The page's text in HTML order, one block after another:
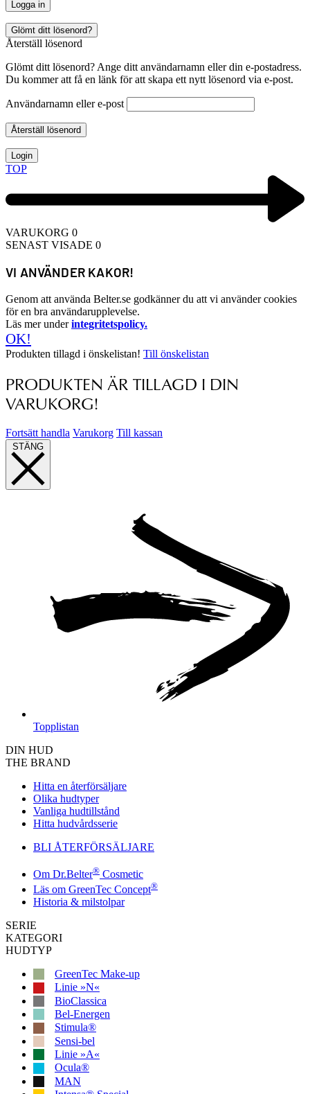
Logga in
Glömt ditt lösenord?
Återställ lösenord
Glömt ditt lösenord? Ange ditt användarnamn eller din e-postadress.
Du kommer att få en länk för att skapa ett nytt lösenord via e-post.
Användarnamn eller e-post
Återställ lösenord
Login
TOP
VARUKORG 0
SENAST VISADE 0
VI ANVÄNDER KAKOR!
Genom att använda Belter.se godkänner du att vi använder cookies
för en bra användarupplevelse.
Läs mer underintegritetspolicy.
OK!
Produkten tillagd i önskelistan! Till önskelistan
PRODUKTEN ÄR TILLAGD I DIN
VARUKORG!
Fortsätt handla Varukorg Till kassan
STÄNG
Topplistan
DIN HUD
THE BRAND
Hitta en återförsäljare
Olika hudtyper
Vanliga hudtillstånd
Hitta hudvårdsserie
BLI ÅTERFÖRSÄLJARE
Om Dr.Belter® Cosmetic
Läs om GreenTec Concept®
Historia & milstolpar
SERIE
KATEGORI
HUDTYP
GreenTec Make-up
Linie »N«
BioClassica
Bel-Energen
Stimula®
Sensi-bel
Linie »A«
Ocula®
MAN